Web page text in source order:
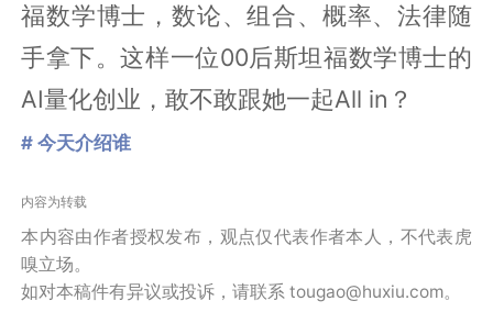
福数学博士，数论、组合、概率、法律随
手拿下。这样一位00后斯坦福数学博士的
AI量化创业，敢不敢跟她一起All in？
# 今天介绍谁
内容为转载
本内容由作者授权发布，观点仅代表作者本人，不代表虎
嗅立场。
如对本稿件有异议或投诉，请联系 tougao@huxiu.com。